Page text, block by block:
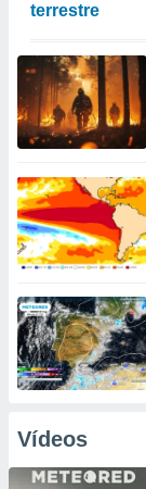
terrestre
Vídeos